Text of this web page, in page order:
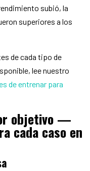
subió, la
superiores a los
de cada tipo de
lee nuestro
de entrenar para
objetivo —
cada caso en